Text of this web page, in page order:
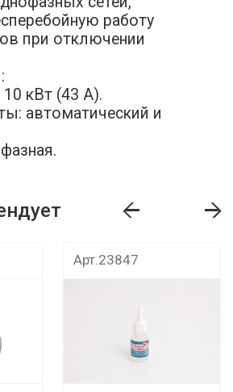
работу
при отключении
кВт (43 А).
автоматический и
Арт.23847
Дока